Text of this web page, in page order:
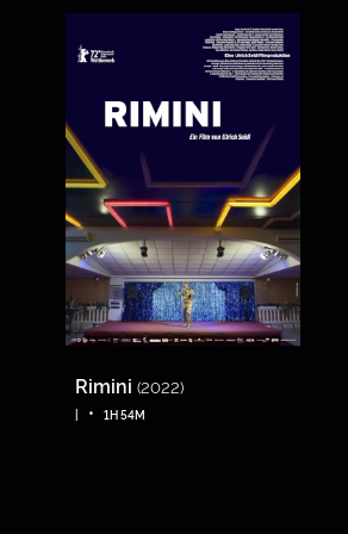
Rimini (2022)
• 1H 54M